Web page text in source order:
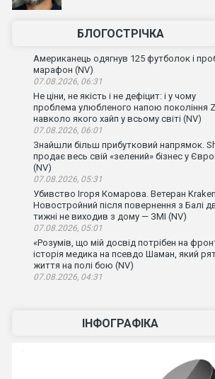
БЛОГОСТРІЧКА
Американець одягнув 125 футболок і
марафон (NV)
07.08.2026, 06:31
Не ціни, не якість і не дефіцит: і у чому
проблема улюбленого напою покоління
навколо якого хайп у всьому світі (NV)
07.08.2026, 06:01
Знайшли більш прибутковий напрямок.
продає весь свій «зелений» бізнес у
(NV)
07.08.2026, 05:31
Убивство Ігоря Комарова. Ветеран Kraken
Новостройний після повернення з Балі
тижні не виходив з дому — ЗМІ (NV)
07.08.2026, 05:01
«Розумів, що мій досвід потрібен на
історія медика на псевдо Шаман, який
життя на полі бою (NV)
07.08.2026, 04:31
ІНФОГРАФІКА